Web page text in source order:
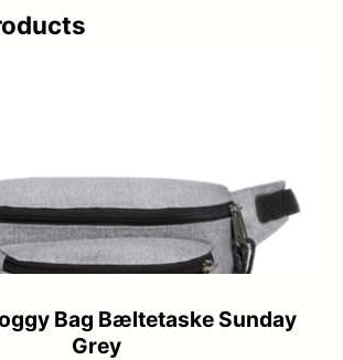
Bag Bæltetaske Sunday
Grey